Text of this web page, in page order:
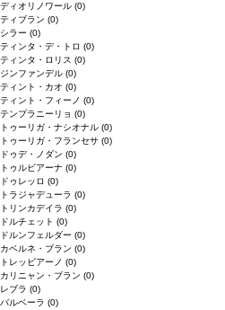
ディオリノワール (0)
ティブラン (0)
シラー (0)
ティンタ・デ・トロ (0)
ティンタ・ロリス (0)
ジンファンデル (0)
ティント・カオ (0)
ティント・フィーノ (0)
テンプラニーリョ (0)
トゥーリガ・ナシオナル (0)
トゥーリガ・フランセサ (0)
ドゥデ・ノダン (0)
トゥルビアーナ (0)
ドゥレッロ (0)
トラジャデューラ (0)
トリンカデイラ (0)
ドルチェット (0)
ドルンフェルダー (0)
カベルネ・ブラン (0)
トレッビアーノ (0)
カリニャン・ブラン (0)
レブラ (0)
バルベーラ (0)